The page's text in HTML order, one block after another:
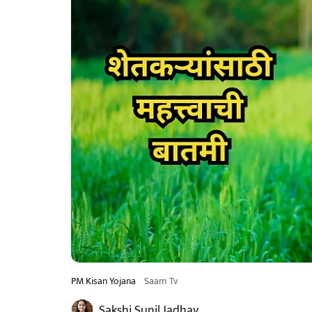
PM Kisan Yojana Saam Tv